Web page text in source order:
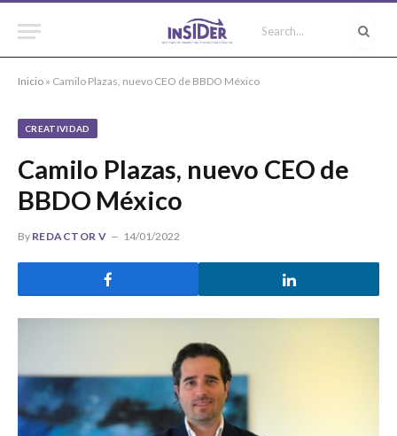
Inicio » Camilo Plazas, nuevo CEO de BBDO México
CREATIVIDAD
Camilo Plazas, nuevo CEO de
BBDO México
By REDACTOR V 14/01/2022